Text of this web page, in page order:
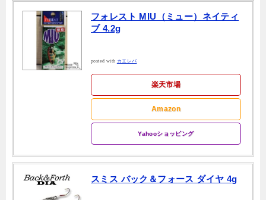
フォレスト MIU（ミュー）ネイティ
ブ 4.2g
posted with カエレバ
楽天市場
Amazon
Yahooショッピング
スミス バック＆フォース ダイヤ 4g